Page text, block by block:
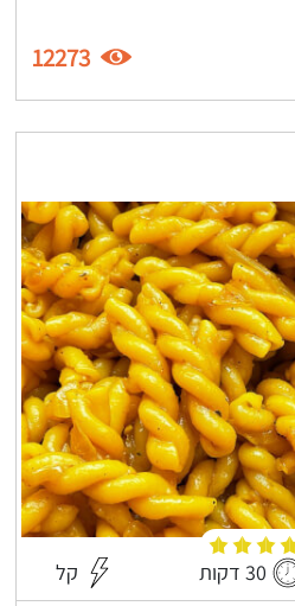
12273
30 דקות קל